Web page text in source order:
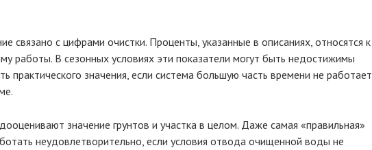
связано с цифрами очистки. Проценты, указанные в описаниях, относятся к
работы. В сезонных условиях эти показатели могут быть недостижимы
практического значения, если система большую часть времени не работает
значение грунтов и участка в целом. Даже самая «правильная»
неудовлетворительно, если условия отвода очищенной воды не